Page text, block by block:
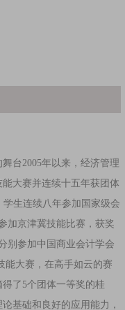
台2005年以来，经济管理
大赛并连续十五年获团体
生连续八年参加国家级会
加京津冀技能比赛，获奖
别参加中国商业会计学会
能大赛，在高手如云的赛
了5个团体一等奖的桂
基础和良好的应用能力，